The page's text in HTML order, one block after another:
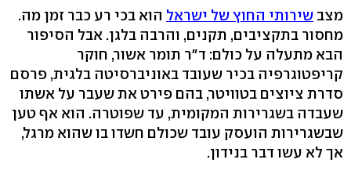
מצב שירותי החוץ של ישראל הוא בכי רע כבר זמן מה.
מחסור בתקציבים, תקנים, והרבה בלגן. אבל הסיפור
הבא מתעלה על כולם: ד"ר תומר אשור, חוקר
קריפטוגרפיה בכיר שעובד באוניברסיטה בלגית, פרסם
סדרת ציוצים בטוויטר, בהם פירט את שעבר על אשתו
שעבדה בשגרירות המקומית, עד שפוטרה. הוא אף טען
שבשגרירות הועסק עובד שכולם חשדו בו שהוא מרגל,
אך לא עשו דבר בנידון.